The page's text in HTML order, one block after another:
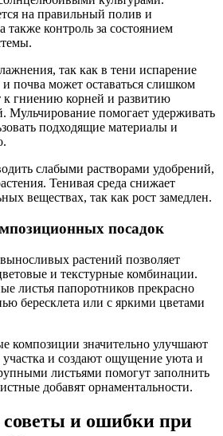
на правильный полив и
также контроль за состоянием
так как в тени испарение
почва может оставаться слишком
гниению корней и развитию
Мульчирование помогает удерживать
подходящие материалы и
слабыми растворами удобрений,
Тенивая среда снижает
веществах, так как рост замедлен.
посадок
растений позволяет
и текстурные комбинации.
листья папоротников прекрасно
бересклета или с яркими цветами
композиции значительно улучшают
участка и создают ощущение уюта и
листьями помогут заполнить
добавят орнаментальности.
и ошибки при